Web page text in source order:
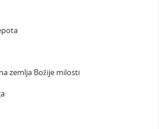
zemlja Božije milosti